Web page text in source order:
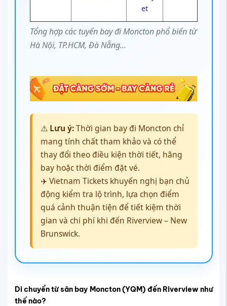
Tổng hợp các tuyến bay đi Moncton phổ biến từ
Hà Nội, TP.HCM, Đà Nẵng...
et
⚠️ Lưu ý:Thời gian bay đi Moncton chỉ
mang tính chất tham khảo và có thể
thay đổi theo điều kiện thời tiết, hãng
bay hoặc thời điểm đặt vé.
✈️ Vietnam Tickets khuyến nghị bạn chủ
động kiểm tra lộ trình, lựa chọn điểm
quá cảnh thuận tiện để tiết kiệm thời
gian và chi phí khi đến Riverview – New
Brunswick.
Di chuyển từ sân bay Moncton (YQM) đến Riverview như
thế nào?